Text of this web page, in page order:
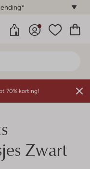
70% korting!
Zwart